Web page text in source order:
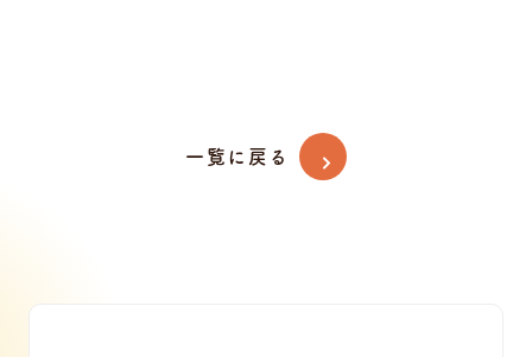
一覧に戻る